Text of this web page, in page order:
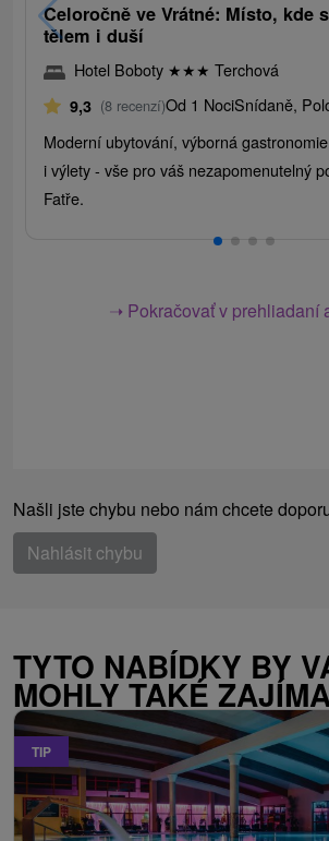
Celoročně ve Vrátné: Místo, kde
tělem i duší
Hotel Boboty ★★★ Terchová
9,3 (8 recenzí)Od 1 NociSnídaně,
Moderní ubytování, výborná
i výlety - vše pro váš nezapomenutelný
Fatře.
➝ Pokračovať v prehliadaní
Našli jste chybu nebo nám chcete
Nahlásit chybu
TYTO NABÍDKY BY
MOHLY TAKÉ
TIP